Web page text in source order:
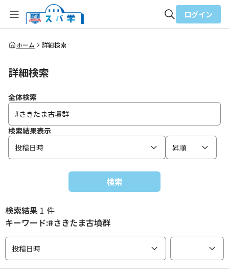
全体検索
ログイン
ホーム 詳細検索
詳細検索
全体検索
検索結果表示
投稿日時
昇順
検索
検索結果 1 件
キーワード:#さきたま古墳群
投稿日時